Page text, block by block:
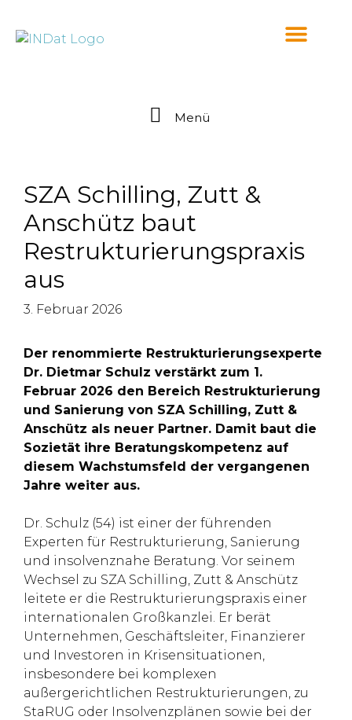
Menü
SZA Schilling, Zutt &
Anschütz baut
Restrukturierungspraxis
aus
3. Februar 2026
Der renommierte Restrukturierungsexperte
Dr. Dietmar Schulz verstärkt zum 1.
Februar 2026 den Bereich Restrukturierung
und Sanierung von SZA Schilling, Zutt &
Anschütz als neuer Partner. Damit baut die
Sozietät ihre Beratungskompetenz auf
diesem Wachstumsfeld der vergangenen
Jahre weiter aus.
Dr. Schulz (54) ist einer der führenden
Experten für Restrukturierung, Sanierung
und insolvenznahe Beratung. Vor seinem
Wechsel zu SZA Schilling, Zutt & Anschütz
leitete er die Restrukturierungspraxis einer
internationalen Großkanzlei. Er berät
Unternehmen, Geschäftsleiter, Finanzierer
und Investoren in Krisensituationen,
insbesondere bei komplexen
außergerichtlichen Restrukturierungen, zu
StaRUG oder Insolvenzplänen sowie bei der